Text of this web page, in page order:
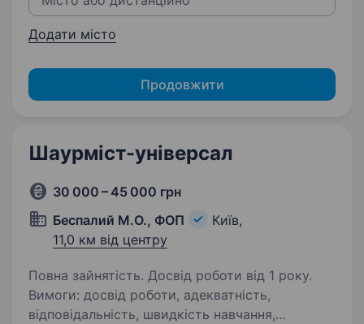
Додати місто
Продовжити
Шаурміст-універсал
30 000 – 45 000 грн
Беспалий М.О., ФОП
Київ,
11,0 км від центру
Повна зайнятість. Досвід роботи від 1 року.
Вимоги: досвід роботи, адекватність,
відповідальність, швидкість навчання,